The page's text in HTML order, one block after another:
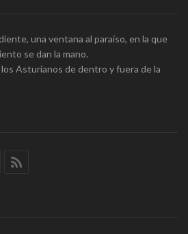
una ventana al paraíso, en la que
se dan la mano.
Asturianos de dentro y fuera de la